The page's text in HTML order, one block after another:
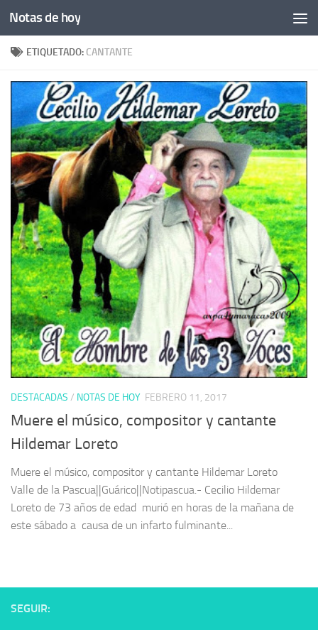
Saltar al contenido
Notas de hoy
ETIQUETADO: CANTANTE
DESTACADAS / NOTAS DE HOY FEBRERO 11, 2017
Muere el músico, compositor y cantante
Hildemar Loreto
Muere el músico, compositor y cantante Hildemar Loreto
Valle de la Pascua||Guárico||Notipascua.- Cecilio Hildemar
Loreto de 73 años de edad murió en horas de la mañana de
este sábado a causa de un infarto fulminante...
SEGUIR: